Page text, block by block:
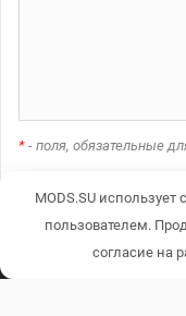
* - поля, обязательные
MODS.SU
пользователем.
согласие на